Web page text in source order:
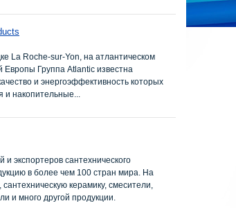
La Roche-sur-Yon, на атлантическом
Группа Atlantic известна
и энергоэффективность которых
и накопительные...
экспортеров сантехнического
в более чем 100 стран мира. На
керамику, смесители,
и много другой продукции.